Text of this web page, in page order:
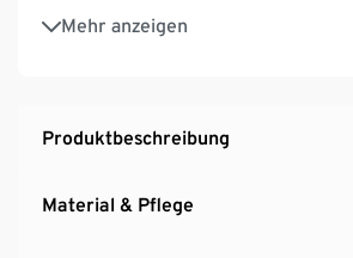
Mehr anzeigen
Gerade geschnittenes Bein
Gut schlafen – entspannt aufwachen
Produktbeschreibung
Material & Pflege